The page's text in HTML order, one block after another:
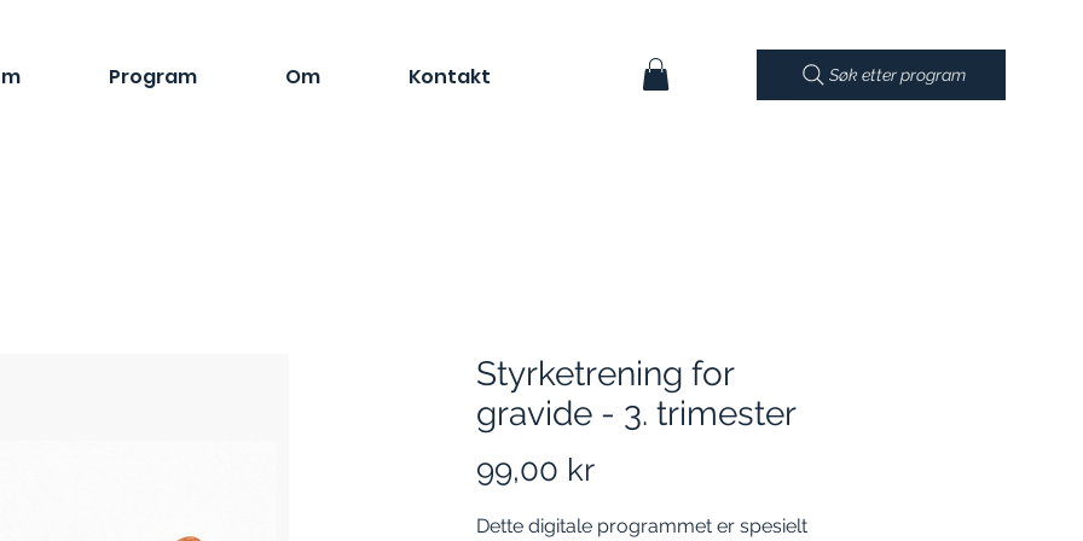
Program Om Kontakt Søk etter program
Styrketrening for
gravide - 3. trimester
99,00 krPris
Dette digitale programmet er spesielt